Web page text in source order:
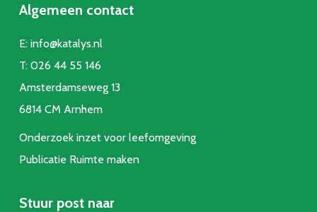
Algemeen contact
E: info@katalys.nl
T: 026 44 55 146
Amsterdamseweg 13
6814 CM Arnhem
Onderzoek inzet voor leefomgeving
Publicatie Ruimte maken
Stuur post naar